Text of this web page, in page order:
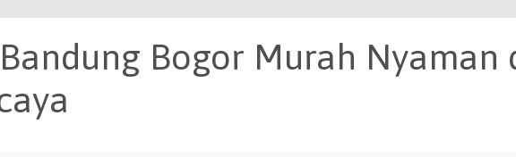
Bogor Murah Nyaman